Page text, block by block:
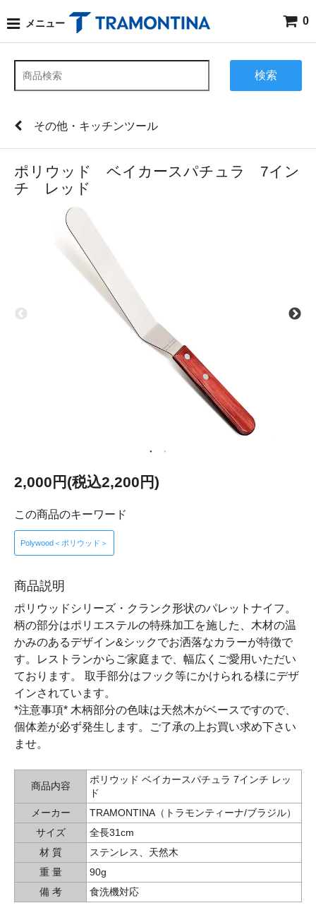
メニュー 0
検索
その他・キッチンツール
ポリウッド ベイカースパチュラ 7イン
チ レッド
2,000円(税込2,200円)
この商品のキーワード
Polywood＜ポリウッド＞
商品説明
ポリウッドシリーズ・クランク形状のパレットナイフ。
柄の部分はポリエステルの特殊加工を施した、木材の温
かみのあるデザイン&シックでお洒落なカラーが特徴で
す。レストランからご家庭まで、幅広くご愛用いただい
ております。 取手部分はフック等にかけられる様にデザ
インされています。
*注意事項* 木柄部分の色味は天然木がベースですので、
個体差が必ず発生します。ご了承の上お買い求め下さい
ませ。
商品内容
ポリウッド ベイカースパチュラ 7インチ レッ
ド
メーカー
TRAMONTINA（トラモンティーナ/ブラジル）
サイズ
全長31cm
材 質
ステンレス、天然木
重 量
90g
備 考
食洗機対応